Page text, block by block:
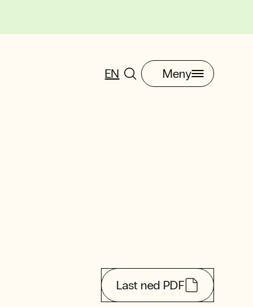
EN Meny
Last ned PDF